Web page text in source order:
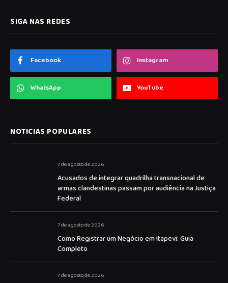
SIGA NAS REDES
Facebook Instagram
WhatsApp YouTube
NOTICIAS POPULARES
7 de agosto de 2026
Acusados de integrar quadrilha transnacional de
armas clandestinas passam por audiência na Justiça
Federal
7 de agosto de 2026
Como Registrar um Negócio em Itapevi: Guia
Completo
7 de agosto de 2026